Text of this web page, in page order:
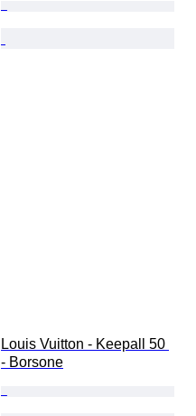
Louis Vuitton - Keepall 50
- Borsone